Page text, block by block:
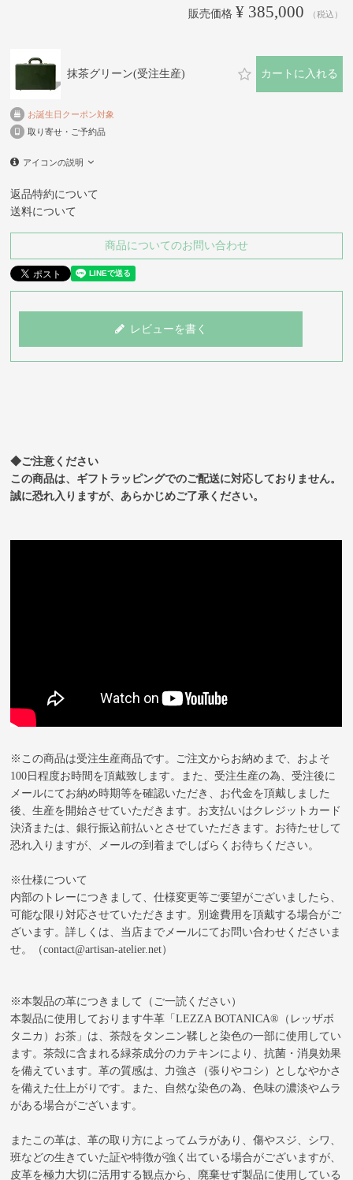
販売価格 ¥ 385,000 税込
抹茶グリーン(受注生産) カートに入れる
お誕生日クーポン対象
取り寄せ・ご予約品
アイコンの説明
返品特約について
送料について
商品についてのお問い合わせ
レビューを書く
◆ご注意ください
この商品は、ギフトラッピングでのご配送に対応しておりません。
誠に恐れ入りますが、あらかじめご了承ください。
※この商品は受注生産商品です。ご注文からお納めまで、およそ
100日程度お時間を頂戴致します。また、受注生産の為、受注後に
メールにてお納め時期等を確認いただき、お代金を頂戴しました
後、生産を開始させていただきます。お支払いはクレジットカード
決済または、銀行振込前払いとさせていただきます。お待たせして
恐れ入りますが、メールの到着までしばらくお待ちください。
※仕様について
内部のトレーにつきまして、仕様変更等ご要望がございましたら、
可能な限り対応させていただきます。別途費用を頂戴する場合がご
ざいます。詳しくは、当店までメールにてお問い合わせくださいま
せ。（contact@artisan-atelier.net）
※本製品の革につきまして（ご一読ください）
本製品に使用しております牛革「LEZZA BOTANICA®（レッザボ
タニカ）お茶」は、茶殻をタンニン鞣しと染色の一部に使用してい
ます。茶殻に含まれる緑茶成分のカテキンにより、抗菌・消臭効果
を備えています。革の質感は、力強さ（張りやコシ）としなやかさ
を備えた仕上がりです。また、自然な染色の為、色味の濃淡やムラ
がある場合がございます。
またこの革は、革の取り方によってムラがあり、傷やスジ、シワ、
班などの生きていた証や特徴が強く出ている場合がございますが、
皮革を極力大切に活用する観点から、廃棄せず製品に使用している